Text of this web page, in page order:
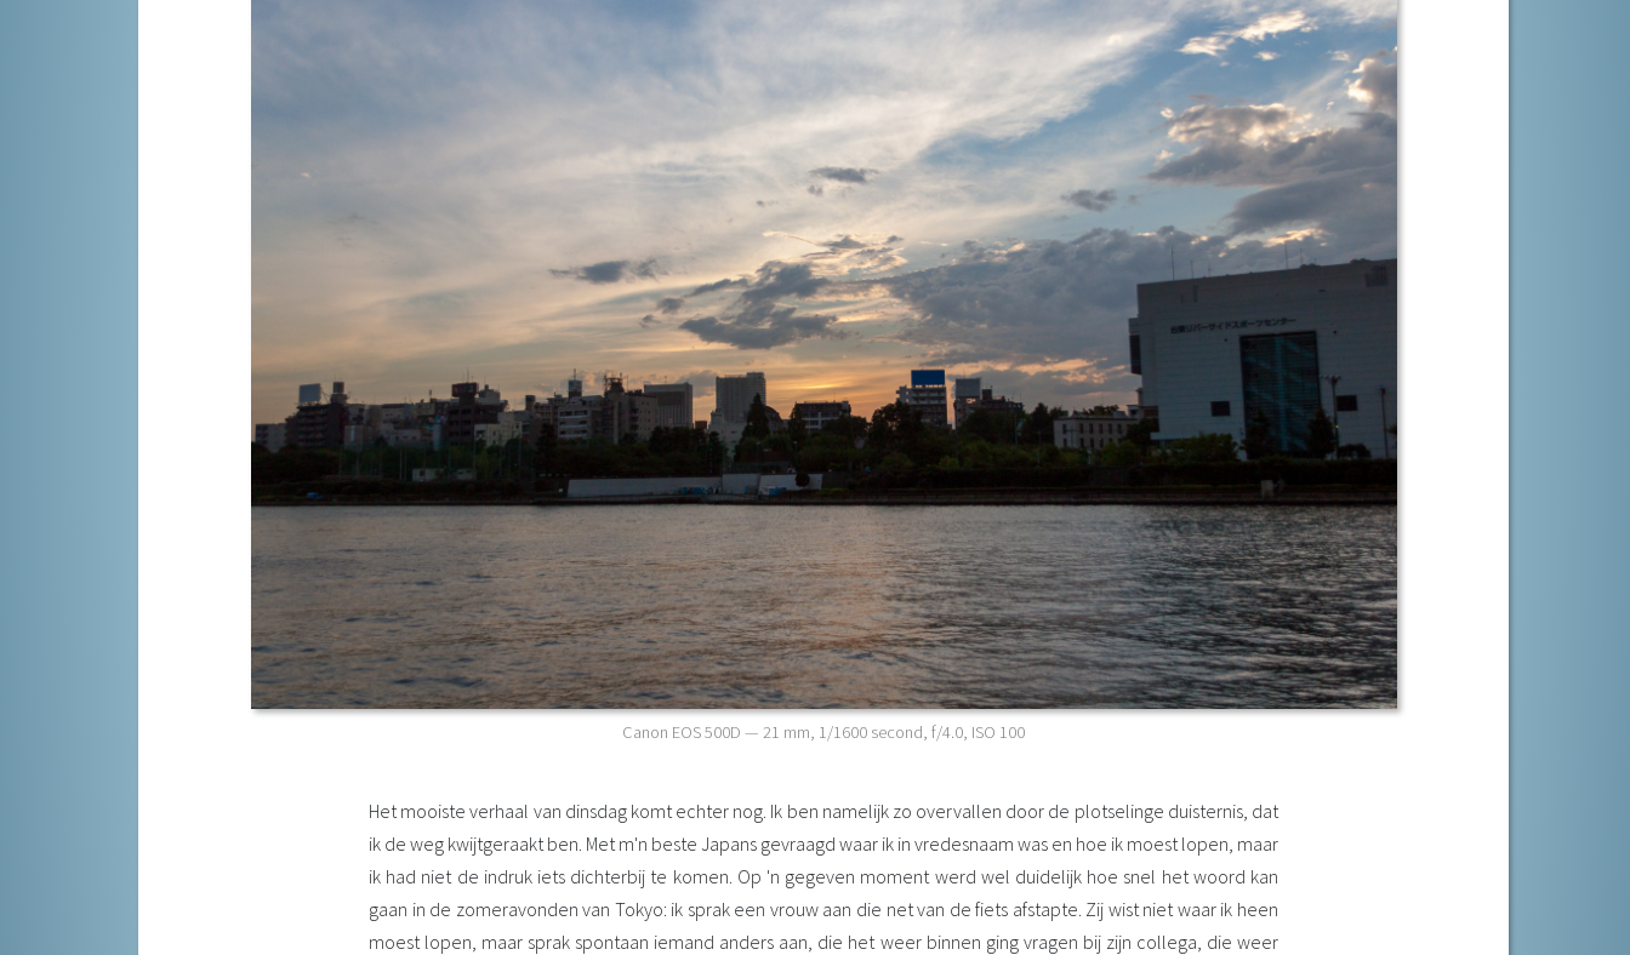
Canon EOS 500D — 21 mm, 1/1600 second, f/4.0, ISO 100
Het mooiste verhaal van dinsdag komt echter nog. Ik ben namelijk zo overvallen door de plotselinge duisternis, dat
ik de weg kwijtgeraakt ben. Met m'n beste Japans gevraagd waar ik in vredesnaam was en hoe ik moest lopen, maar
ik had niet de indruk iets dichterbij te komen. Op 'n gegeven moment werd wel duidelijk hoe snel het woord kan
gaan in de zomeravonden van Tokyo: ik sprak een vrouw aan die net van de fiets afstapte. Zij wist niet waar ik heen
moest lopen, maar sprak spontaan iemand anders aan, die het weer binnen ging vragen bij zijn collega, die weer